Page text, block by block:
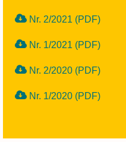
Nr. 2/2021 (PDF)
Nr. 1/2021 (PDF)
Nr. 2/2020 (PDF)
Nr. 1/2020 (PDF)